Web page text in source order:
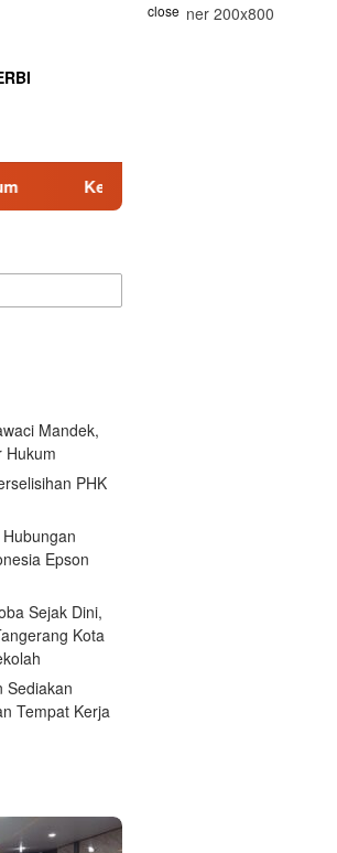
close
Berhasil Mediasi Perselisihan PHK PT
Mandek,
Hukum
PHK
Epson
Sejak Dini,
Kota
Sediakan
Tempat Kerja